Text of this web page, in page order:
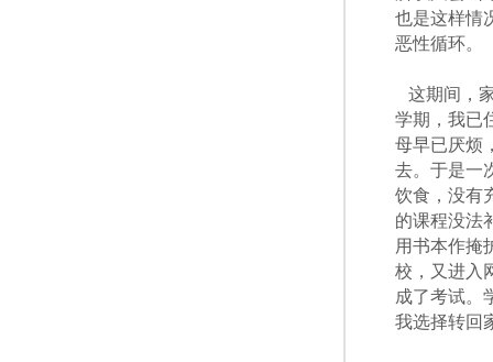
也是这样情
恶性循环。
这期间，
学期，我已
母早已厌烦
去。于是一
饮食，没有
的课程没法
用书本作掩
校，又进入
成了考试。
我选择转回